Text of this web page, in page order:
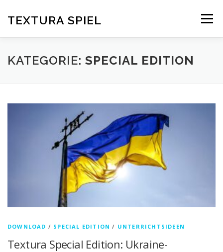
springen
TEXTURA SPIEL Menü
DAS SPIELPRINZIP BLOG EDITIONEN
KATEGORIE: SPECIAL EDITION
DOWNLOAD / SPECIAL EDITION / UNTERRICHTSIDEEN
Textura Special Edition: Ukraine-